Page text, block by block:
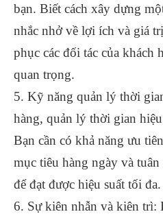
bạn. Biết cách xây dựng
nhắc nhở về lợi ích và giá
phục các đối tác của khách
quan trọng.
5. Kỹ năng quản lý thời
hàng, quản lý thời gian
Bạn cần có khả năng ưu
mục tiêu hàng ngày và
để đạt được hiệu suất tối đa.
6. Sự kiên nhẫn và kiên trì: